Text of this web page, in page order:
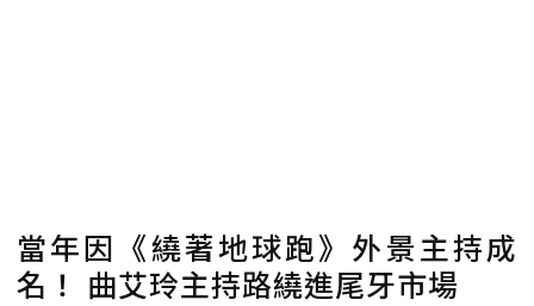
當年因《繞著地球跑》外景主持成
名！ 曲艾玲主持路繞進尾牙市場